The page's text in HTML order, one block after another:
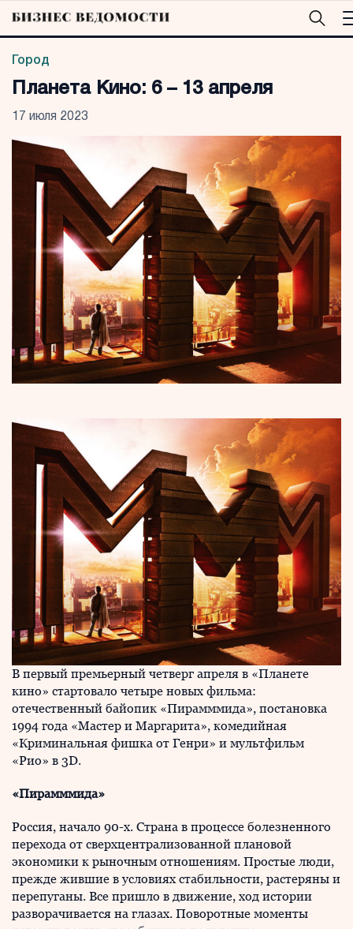
Город
Планета Кино: 6 – 13 апреля
17 июля 2023
В первый премьерный четверг апреля в «Планете
кино» стартовало четыре новых фильма:
отечественный байопик «Пирамммида», постановка
1994 года «Мастер и Маргарита», комедийная
«Криминальная фишка от Генри» и мультфильм
«Рио» в 3D.
«Пирамммида»
Россия, начало 90-х. Страна в процессе болезненного
перехода от сверхцентрализованной плановой
экономики к рыночным отношениям. Простые люди,
прежде жившие в условиях стабильности, растеряны и
перепуганы. Все пришло в движение, ход истории
разворачивается на глазах. Поворотные моменты